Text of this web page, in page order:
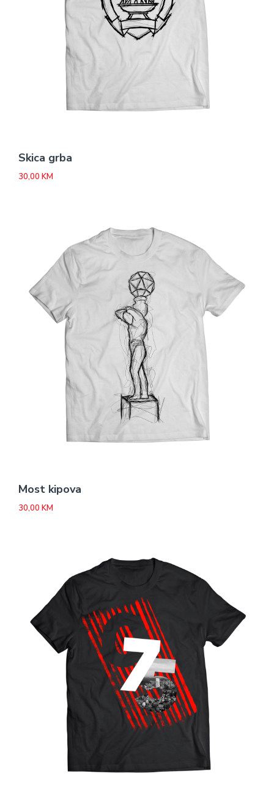
Skica grba
30,00 KM
Most kipova
30,00 KM